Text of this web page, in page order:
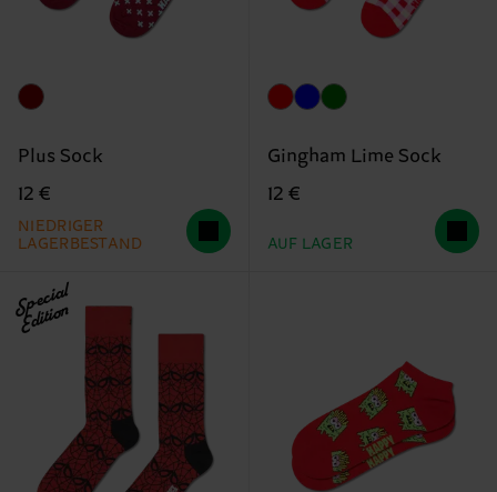
Plus Sock
12 €
NIEDRIGER
LAGERBESTAND
Gingham Lime Sock
12 €
AUF LAGER
Special
Edition